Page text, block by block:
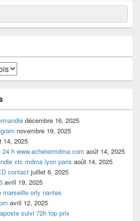
décembre 16, 2025
novembre 19, 2025
14, 2025
h www.achetermdma.com août 14, 2025
xtc mdma lyon paris août 14, 2025
contact juillet 6, 2025
avril 19, 2025
marseille orly nantes
avril 12, 2025
suivi 72h top prix